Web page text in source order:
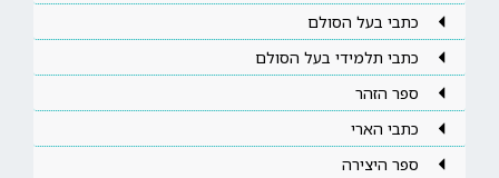
כתבי בעל הסולם
כתבי תלמידי בעל הסולם
ספר הזהר
כתבי הארי
ספר היצירה